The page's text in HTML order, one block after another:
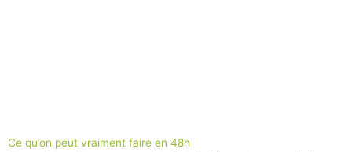
Ce qu’on peut vraiment faire en 48h